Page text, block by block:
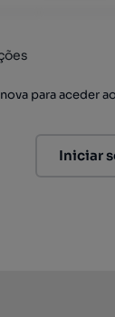
para
Iniciar